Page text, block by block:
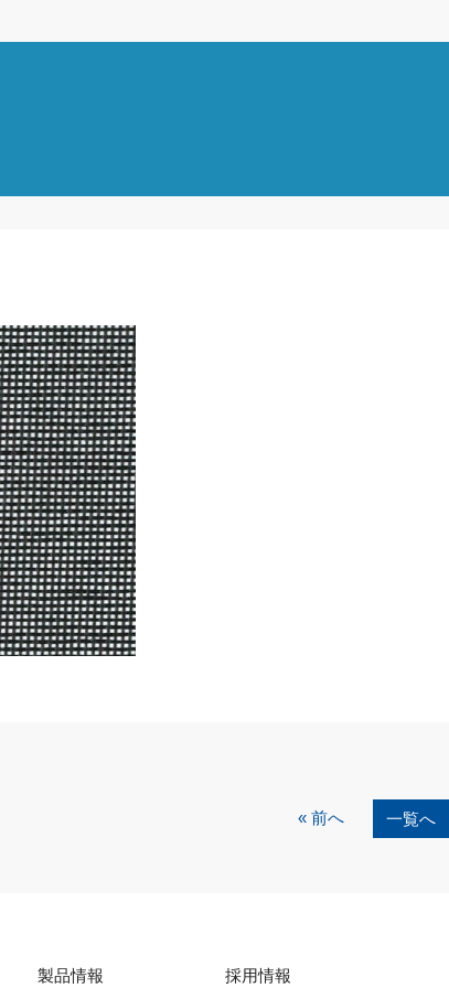
« 前へ 一覧へ
製品情報 採用情報